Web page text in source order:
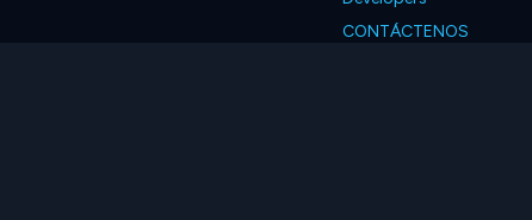
CONTÁCTENOS